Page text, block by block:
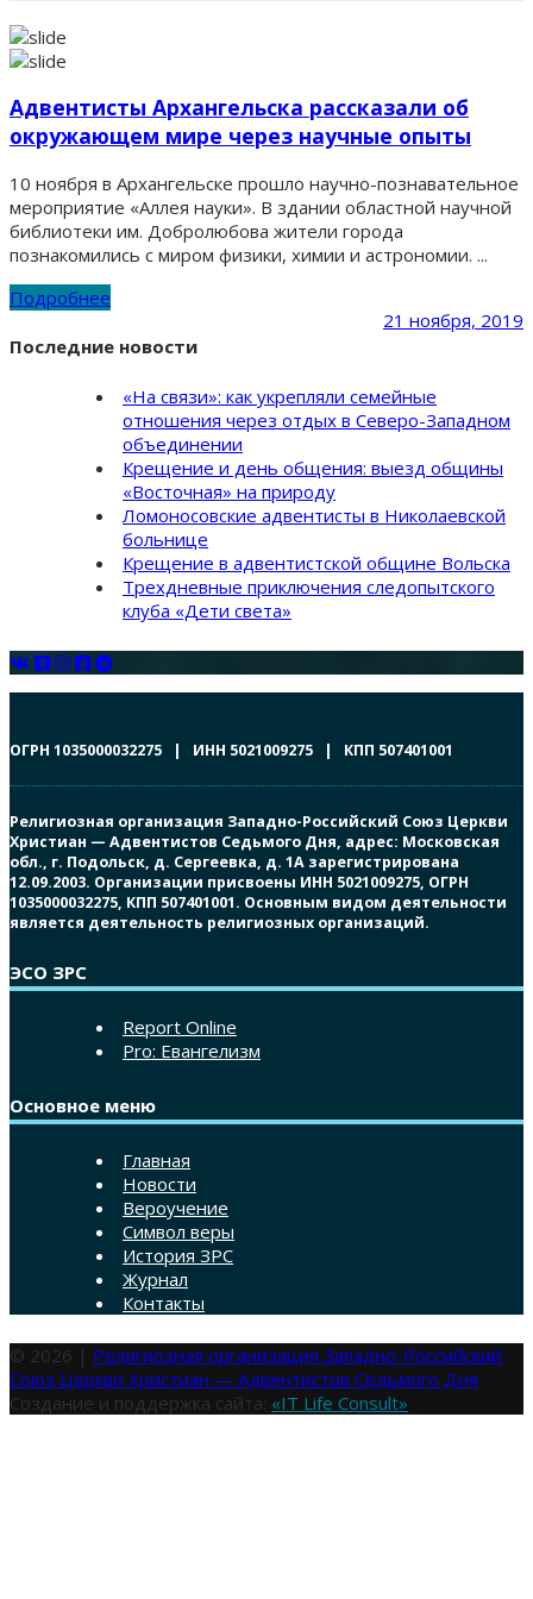
Адвентисты Архангельска рассказали об
окружающем мире через научные опыты
10 ноября в Архангельске прошло научно-познавательное
мероприятие «Аллея науки». В здании областной научной
библиотеки им. Добролюбова жители города
познакомились с миром физики, химии и астрономии. ...
Подробнее
21 ноября, 2019
Последние новости
«На связи»: как укрепляли семейные
отношения через отдых в Северо-Западном
объединении
Крещение и день общения: выезд общины
«Восточная» на природу
Ломоносовские адвентисты в Николаевской
больнице
Крещение в адвентистской общине Вольска
Трехдневные приключения следопытского
клуба «Дети света»
ОГРН 1035000032275 | ИНН 5021009275 | КПП 507401001
Религиозная организация Западно-Российский Союз Церкви
Христиан — Адвентистов Седьмого Дня, адрес: Московская
обл., г. Подольск, д. Сергеевка, д. 1А зарегистрирована
12.09.2003. Организации присвоены ИНН 5021009275, ОГРН
1035000032275, КПП 507401001. Основным видом деятельности
является деятельность религиозных организаций.
ЭСО ЗРС
Report Online
Pro: Евангелизм
Основное меню
Главная
Новости
Вероучение
Символ веры
История ЗРС
Журнал
Контакты
© 2026 | Религиозная организация Западно-Российский
Союз Церкви Христиан — Адвентистов Седьмого Дня
Создание и поддержка сайта: «IT Life Consult»